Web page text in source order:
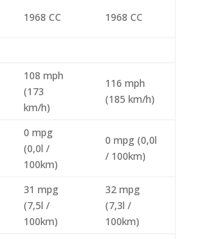
1968 CC 1968 CC
108 mph
(173
km/h)
116 mph
(185 km/h)
0 mpg
(0,0l /
100km)
0 mpg (0,0l
/ 100km)
31 mpg
(7,5l /
100km)
32 mpg
(7,3l /
100km)